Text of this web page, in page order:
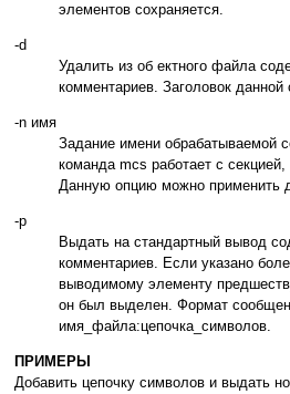
элементов сохраняется.
-d
Удалить из об ектного файла
комментариев. Заголовок данной
-n имя
Задание имени обрабатываемой
команда mcs работает с
Данную опцию можно применить
-p
Выдать на стандартный вывод
комментариев. Если указано
выводимому элементу
он был выделен. Формат
имя_файла:цепочка_символов.
ПРИМЕРЫ
Добавить цепочку символов и выдать